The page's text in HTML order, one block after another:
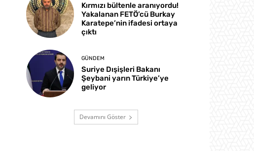
Kırmızı bültenle aranıyordu!
Yakalanan FETÖ’cü Burkay
Karatepe’nin ifadesi ortaya
çıktı
GÜNDEM
Suriye Dışişleri Bakanı
Şeybani yarın Türkiye’ye
geliyor
Devamını Göster